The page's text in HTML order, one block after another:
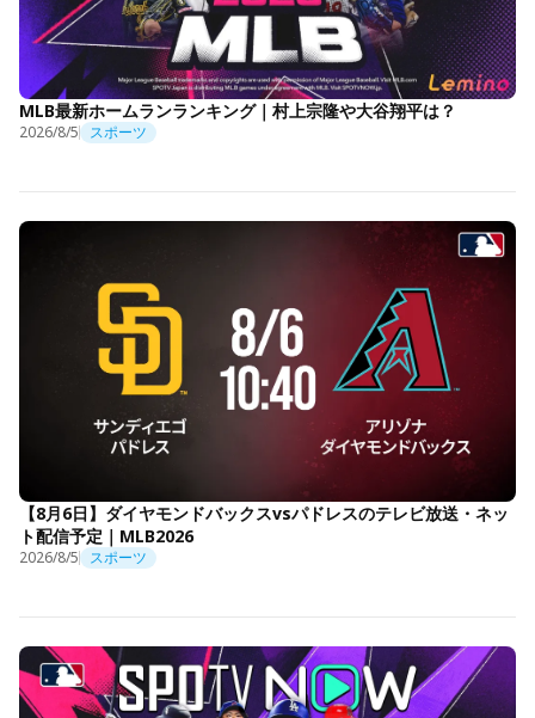
MLB最新ホームランランキング｜村上宗隆や大谷翔平は？
2026/8/5 スポーツ
【8月6日】ダイヤモンドバックスvsパドレスのテレビ放送・ネッ
ト配信予定｜MLB2026
2026/8/5 スポーツ